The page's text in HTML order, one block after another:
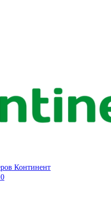
0